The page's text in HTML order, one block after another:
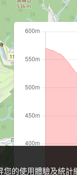
的使用體驗及統